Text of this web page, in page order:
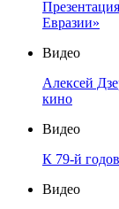
Евразии»
Видео
Алексей
кино
Видео
К 79-й
Видео